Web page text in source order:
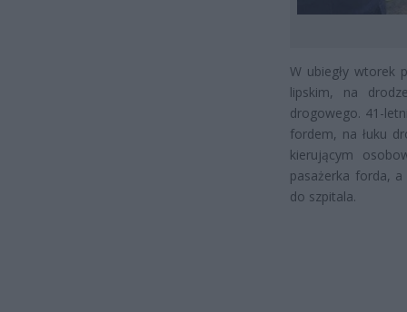
W ubiegły wtorek
lipskim, na
drogowego. 41-
fordem, na łuku
kierującym
pasażerka forda,
do szpitala.